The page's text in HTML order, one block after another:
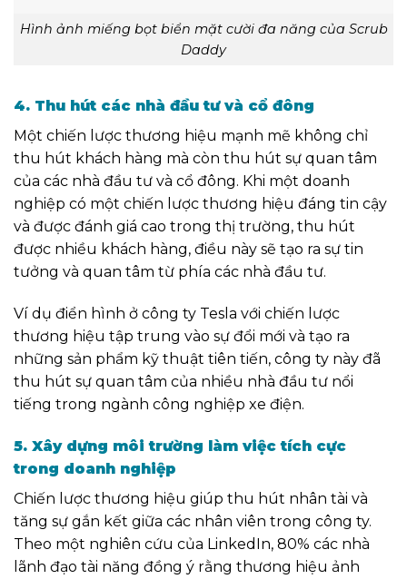
Hình ảnh miếng bọt biển mặt cười đa năng của Scrub
Daddy
4. Thu hút các nhà đầu tư và cổ đông
Một chiến lược thương hiệu mạnh mẽ không chỉ
thu hút khách hàng mà còn thu hút sự quan tâm
của các nhà đầu tư và cổ đông. Khi một doanh
nghiệp có một chiến lược thương hiệu đáng tin cậy
và được đánh giá cao trong thị trường, thu hút
được nhiều khách hàng, điều này sẽ tạo ra sự tin
tưởng và quan tâm từ phía các nhà đầu tư.
Ví dụ điển hình ở công ty Tesla với chiến lược
thương hiệu tập trung vào sự đổi mới và tạo ra
những sản phẩm kỹ thuật tiên tiến, công ty này đã
thu hút sự quan tâm của nhiều nhà đầu tư nổi
tiếng trong ngành công nghiệp xe điện.
5. Xây dựng môi trường làm việc tích cực
trong doanh nghiệp
Chiến lược thương hiệu giúp thu hút nhân tài và
tăng sự gắn kết giữa các nhân viên trong công ty.
Theo một nghiên cứu của LinkedIn, 80% các nhà
lãnh đạo tài năng đồng ý rằng thương hiệu ảnh